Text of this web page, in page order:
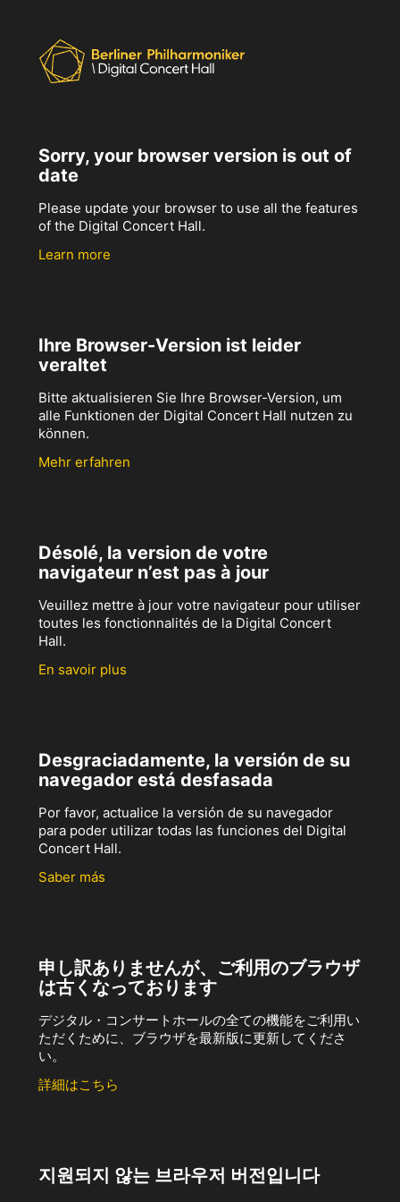
Sorry, your browser version is out of
date
Please update your browser to use all the features
of the Digital Concert Hall.
Learn more
Ihre Browser-Version ist leider
veraltet
Bitte aktualisieren Sie Ihre Browser-Version, um
alle Funktionen der Digital Concert Hall nutzen zu
können.
Mehr erfahren
Désolé, la version de votre
navigateur n’est pas à jour
Veuillez mettre à jour votre navigateur pour utiliser
toutes les fonctionnalités de la Digital Concert
Hall.
En savoir plus
Desgraciadamente, la versión de su
navegador está desfasada
Por favor, actualice la versión de su navegador
para poder utilizar todas las funciones del Digital
Concert Hall.
Saber más
申し訳ありませんが、ご利用のブラウザ
は古くなっております
デジタル・コンサートホールの全ての機能をご利用い
ただくために、ブラウザを最新版に更新してくださ
い。
詳細はこちら
지원되지 않는 브라우저 버전입니다